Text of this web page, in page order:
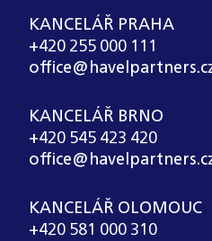
KANCELÁŘ PRAHA
+420 255 000 111
KANCELÁŘ BRNO
+420 545 423 420
KANCELÁŘ OLOMOUC
+420 581 000 310